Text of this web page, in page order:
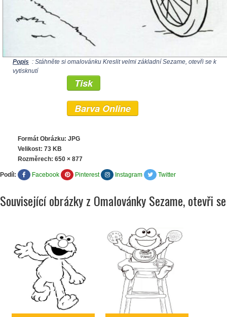
Popis : Stáhněte si omalovánku Kreslit velmi základní Sezame, otevři se k
vytisknutí
Tisk
Barva Online
Formát Obrázku: JPG
Velikost: 73 KB
Rozměrech: 650 × 877
Podíl: Facebook Pinterest Instagram Twitter
Související obrázky z Omalovánky Sezame, otevři se